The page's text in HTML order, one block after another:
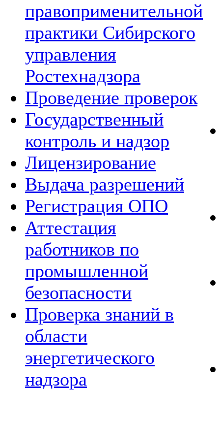
правоприменительной
практики Сибирского
управления
Ростехнадзора
Проведение проверок
Государственный
контроль и надзор
Лицензирование
Выдача разрешений
Регистрация ОПО
Аттестация
работников по
промышленной
безопасности
Проверка знаний в
области
энергетического
надзора